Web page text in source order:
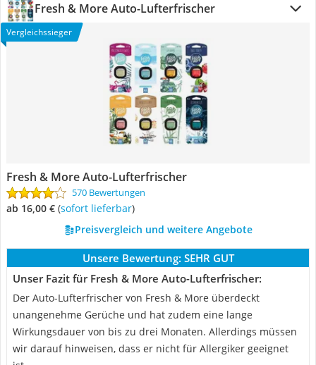
Fresh & More Auto-Lufterfrischer
Vergleichssieger
Fresh & More Auto-Lufterfrischer
570 Bewertungen
ab 16,00 € ( Sofort lieferbar)
Preisvergleich und weitere Angebote
Unsere Bewertung: SEHR GUT
Unser Fazit für Fresh & More Auto-Lufterfrischer:
Der Auto-Lufterfrischer von Fresh & More überdeckt
unangenehme Gerüche und hat zudem eine lange
Wirkungsdauer von bis zu drei Monaten. Allerdings müssen
wir darauf hinweisen, dass er nicht für Allergiker geeignet